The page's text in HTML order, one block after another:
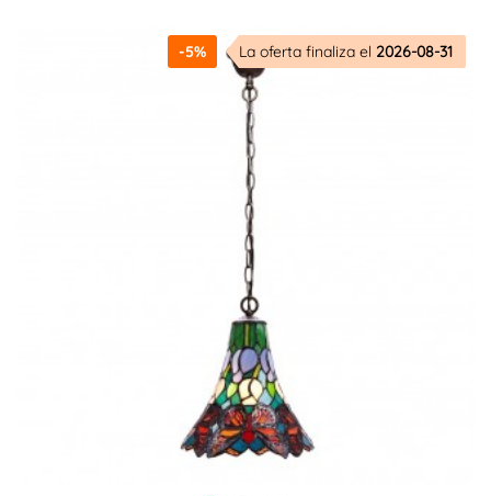
-5% La oferta finaliza el 2026-08-31